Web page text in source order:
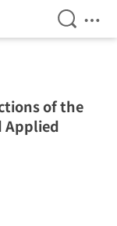
検索を
メ
of the
Applied